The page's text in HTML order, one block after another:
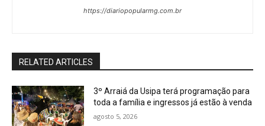
https://diariopopularmg.com.br
RELATED ARTICLES
3º Arraiá da Usipa terá programação para
toda a família e ingressos já estão à venda
agosto 5, 2026